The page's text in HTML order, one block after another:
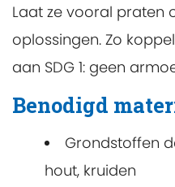
Laat ze vooral praten
oplossingen. Zo
aan SDG 1: geen
Benodigd
Grondstoffen
hout, kruiden